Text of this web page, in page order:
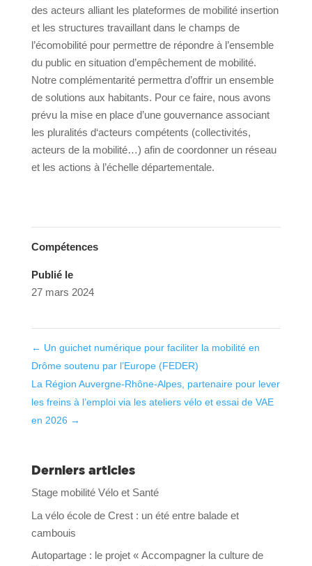
des acteurs alliant les plateformes de mobilité insertion
et les structures travaillant dans le champs de
l’écomobilité pour permettre de répondre à l’ensemble
du public en situation d’empêchement de mobilité.
Notre complémentarité permettra d’offrir un ensemble
de solutions aux habitants. Pour ce faire, nous avons
prévu la mise en place d’une gouvernance associant
les pluralités d‘acteurs compétents (collectivités,
acteurs de la mobilité…) afin de coordonner un réseau
et les actions à l’échelle départementale.
Compétences
Publié le
27 mars 2024
← Un guichet numérique pour faciliter la mobilité en
Drôme soutenu par l’Europe (FEDER)
La Région Auvergne-Rhône-Alpes, partenaire pour lever
les freins à l’emploi via les ateliers vélo et essai de VAE
en 2026 →
Derniers articles
Stage mobilité Vélo et Santé
La vélo école de Crest : un été entre balade et
cambouis
Autopartage : le projet « Accompagner la culture de